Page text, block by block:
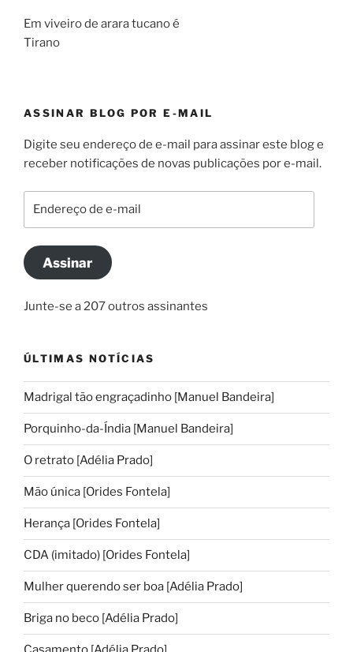
Em viveiro de arara tucano é
Tirano
ASSINAR BLOG POR E-MAIL
Digite seu endereço de e-mail para assinar este blog e
receber notificações de novas publicações por e-mail.
mailAssinar
Junte-se a 207 outros assinantes
ÚLTIMAS NOTÍCIAS
Madrigal tão engraçadinho [Manuel Bandeira]
Porquinho-da-Índia [Manuel Bandeira]
O retrato [Adélia Prado]
Mão única [Orides Fontela]
Herança [Orides Fontela]
CDA (imitado) [Orides Fontela]
Mulher querendo ser boa [Adélia Prado]
Briga no beco [Adélia Prado]